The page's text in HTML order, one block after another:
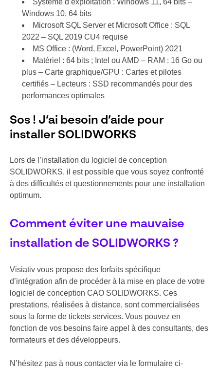
Système d’exploitation : Windows 11, 64 bits –
Windows 10, 64 bits
Microsoft SQL Server et Microsoft Office : SQL
2022 – SQL 2019 CU4 requise
MS Office : (Word, Excel, PowerPoint) 2021
Matériel : 64 bits ; Intel ou AMD – RAM : 16 Go ou
plus – Carte graphique/GPU : Cartes et pilotes
certifiés – Lecteurs : SSD recommandés pour des
performances optimales
Sos ! J’ai besoin d’aide pour
installer SOLIDWORKS
Lors de l’installation du logiciel de conception
SOLIDWORKS, il est possible que vous soyez confronté
à des difficultés et questionnements pour une installation
optimum.
Comment éviter une mauvaise
installation de SOLIDWORKS ?
Visiativ vous propose des forfaits spécifique
d’intégration afin de procéder à la mise en place de votre
logiciel de conception CAO SOLIDWORKS. Ces
prestations, réalisées à distance, sont commercialisées
sous la forme de tickets services. Vous pouvez en
fonction de vos besoins faire appel à des consultants, des
formateurs et des développeurs.
N’hésitez pas à nous contacter via le formulaire ci-